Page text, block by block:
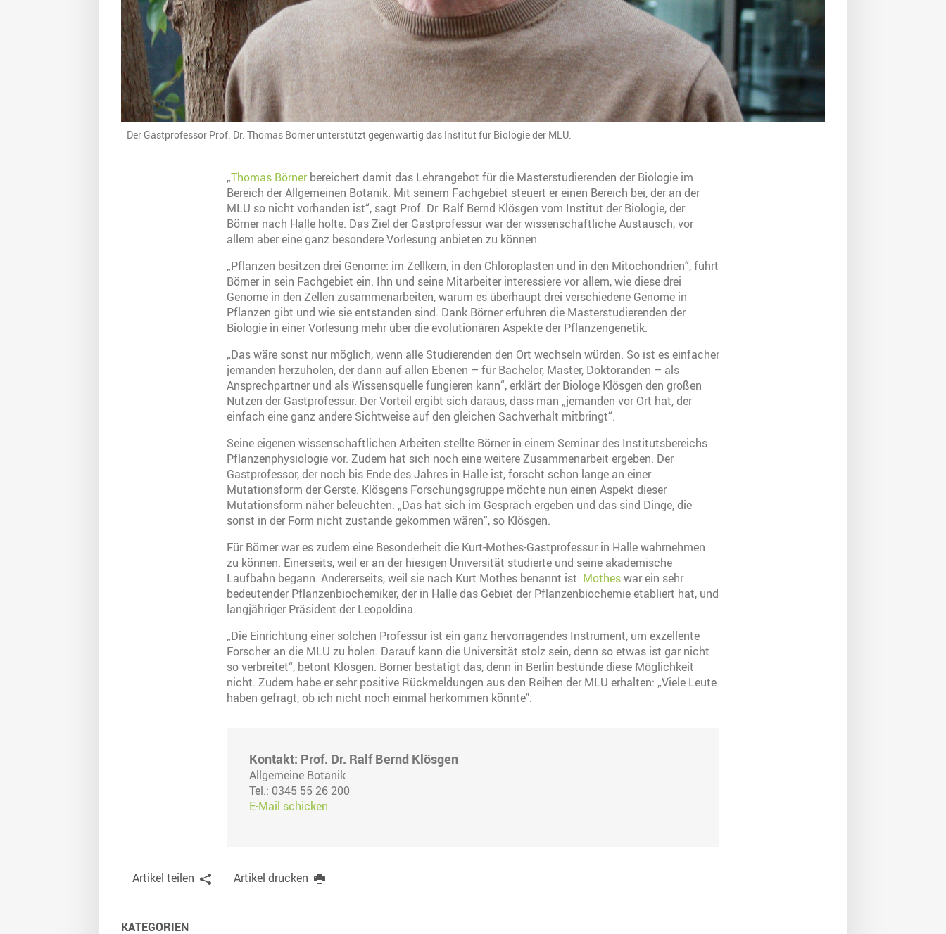
Der Gastprofessor Prof. Dr. Thomas Börner unterstützt gegenwärtig das Institut für Biologie der MLU.
„Thomas Börnerbereichert damit das Lehrangebot für die Masterstudierenden der Biologie im
Bereich der Allgemeinen Botanik. Mit seinem Fachgebiet steuert er einen Bereich bei, der an der
MLU so nicht vorhanden ist“, sagt Prof. Dr. Ralf Bernd Klösgen vom Institut der Biologie, der
Börner nach Halle holte. Das Ziel der Gastprofessur war der wissenschaftliche Austausch, vor
allem aber eine ganz besondere Vorlesung anbieten zu können.
„Pflanzen besitzen drei Genome: im Zellkern, in den Chloroplasten und in den Mitochondrien“, führt
Börner in sein Fachgebiet ein. Ihn und seine Mitarbeiter interessiere vor allem, wie diese drei
Genome in den Zellen zusammenarbeiten, warum es überhaupt drei verschiedene Genome in
Pflanzen gibt und wie sie entstanden sind. Dank Börner erfuhren die Masterstudierenden der
Biologie in einer Vorlesung mehr über die evolutionären Aspekte der Pflanzengenetik.
„Das wäre sonst nur möglich, wenn alle Studierenden den Ort wechseln würden. So ist es einfacher
jemanden herzuholen, der dann auf allen Ebenen – für Bachelor, Master, Doktoranden – als
Ansprechpartner und als Wissensquelle fungieren kann“, erklärt der Biologe Klösgen den großen
Nutzen der Gastprofessur. Der Vorteil ergibt sich daraus, dass man „jemanden vor Ort hat, der
einfach eine ganz andere Sichtweise auf den gleichen Sachverhalt mitbringt“.
Seine eigenen wissenschaftlichen Arbeiten stellte Börner in einem Seminar des Institutsbereichs
Pflanzenphysiologie vor. Zudem hat sich noch eine weitere Zusammenarbeit ergeben. Der
Gastprofessor, der noch bis Ende des Jahres in Halle ist, forscht schon lange an einer
Mutationsform der Gerste. Klösgens Forschungsgruppe möchte nun einen Aspekt dieser
Mutationsform näher beleuchten. „Das hat sich im Gespräch ergeben und das sind Dinge, die
sonst in der Form nicht zustande gekommen wären“, so Klösgen.
Für Börner war es zudem eine Besonderheit die Kurt-Mothes-Gastprofessur in Halle wahrnehmen
zu können. Einerseits, weil er an der hiesigen Universität studierte und seine akademische
Laufbahn begann. Andererseits, weil sie nach Kurt Mothes benannt ist. Motheswar ein sehr
bedeutender Pflanzenbiochemiker, der in Halle das Gebiet der Pflanzenbiochemie etabliert hat, und
langjähriger Präsident der Leopoldina.
„Die Einrichtung einer solchen Professur ist ein ganz hervorragendes Instrument, um exzellente
Forscher an die MLU zu holen. Darauf kann die Universität stolz sein, denn so etwas ist gar nicht
so verbreitet“, betont Klösgen. Börner bestätigt das, denn in Berlin bestünde diese Möglichkeit
nicht. Zudem habe er sehr positive Rückmeldungen aus den Reihen der MLU erhalten: „Viele Leute
haben gefragt, ob ich nicht noch einmal herkommen könnte".
Kontakt: Prof. Dr. Ralf Bernd Klösgen
Allgemeine Botanik
Tel.: 0345 55 26 200
E-Mail schicken
Artikel teilen Artikel drucken
KATEGORIEN